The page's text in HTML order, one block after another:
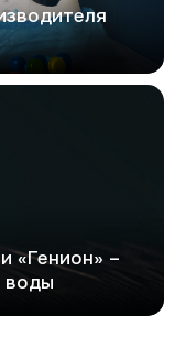
«Генион» –
воды